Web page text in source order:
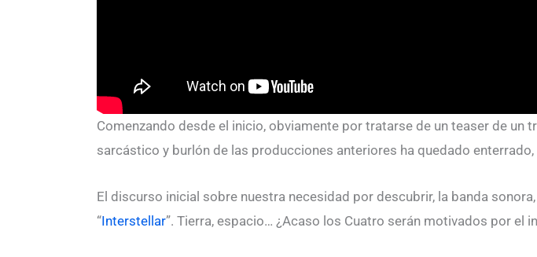
Comenzando desde el inicio, obviamente por tratarse de un teaser de un
sarcástico y burlón de las producciones anteriores ha quedado
El discurso inicial sobre nuestra necesidad por descubrir, la banda
“Interstellar”. Tierra, espacio… ¿Acaso los Cuatro serán motivados por el